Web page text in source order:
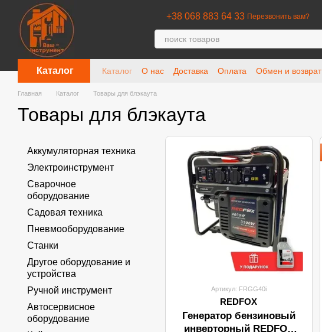
Перейти к основному контенту
+38 068 883 64 33 Перезвонить вам?
Каталог Каталог О нас Доставка Оплата Обмен и возврат
Главная Каталог Товары для блэкаута
Товары для блэкаута
Артикул: FRGG40i
REDFOX
Генератор бензиновый
инверторный REDFOX
Аккумуляторная техника
Электроинструмент
Сварочное
оборудование
Садовая техника
Пневмооборудование
Станки
Другое оборудование и
устройства
Ручной инструмент
Автосервисное
оборудование